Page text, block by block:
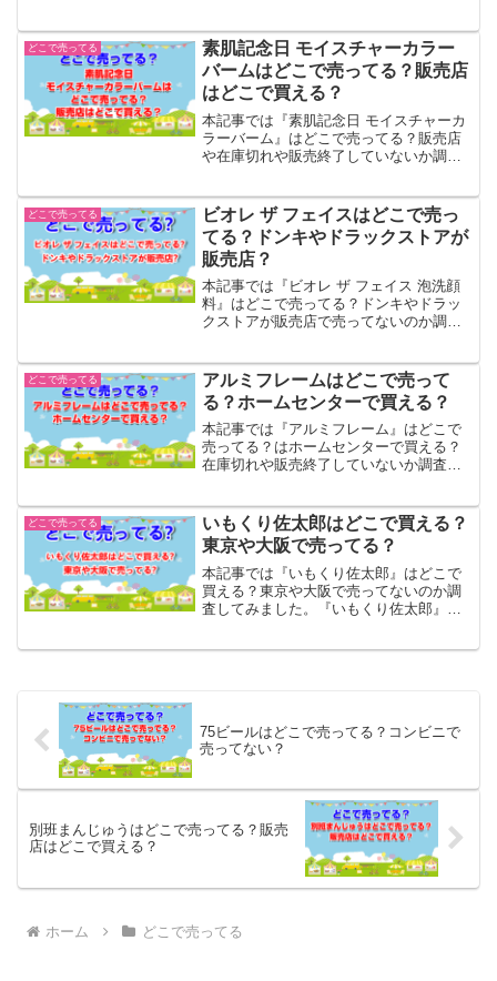
を調査...
どこで売ってる
素肌記念日 モイスチャーカラー
バームはどこで売ってる？販売店
はどこで買える？
本記事では『素肌記念日 モイスチャーカ
ラーバーム』はどこで売ってる？販売店
や在庫切れや販売終了していないか調査
ィレヴァン、ドンキ、ロフト、東急ハン
ズ等を調査...
どこで売ってる
ビオレ ザ フェイスはどこで売っ
てる？ドンキやドラックストアが
販売店？
本記事では『ビオレ ザ フェイス 泡洗顔
料』はどこで売ってる？ドンキやドラッ
クストアが販売店で売ってないのか調査
トアやドンキ、薬局、ロフト、イオン等
を調査...
どこで売ってる
アルミフレームはどこで売って
る？ホームセンターで買える？
本記事では『アルミフレーム』はどこで
売ってる？はホームセンターで買える？
在庫切れや販売終了していないか調査し
カインズ等を調査...
どこで売ってる
いもくり佐太郎はどこで買える？
東京や大阪で売ってる？
本記事では『いもくり佐太郎』はどこで
買える？東京や大阪で売ってないのか調
査してみました。『いもくり佐太郎』の
75ビールはどこで売ってる？コンビニで
売ってない？
別班まんじゅうはどこで売ってる？販売
店はどこで買える？
ホーム どこで売ってる